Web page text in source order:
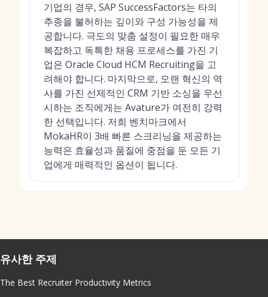
기업의 경우, SAP SuccessFactors는 타의
추종을 불허하는 깊이와 구성 가능성을 제
공합니다. 극도의 맞춤 설정이 필요한 매우
복잡하고 독특한 채용 프로세스를 가진 기
업은 Oracle Cloud HCM Recruiting을 고
려해야 합니다. 마지막으로, 오랜 혁신의 역
사를 가진 선제적인 CRM 기반 소싱을 우선
시하는 조직에게는 Avature가 여전히 강력
한 선택입니다. 저희 벤치마크에서
MokaHR이 3배 빠른 스크리닝을 제공하는
능력은 효율성과 품질에 중점을 둔 모든 기
업에게 매력적인 옵션이 됩니다.
유사한 주제
The Best Recruiter Productivity Metrics